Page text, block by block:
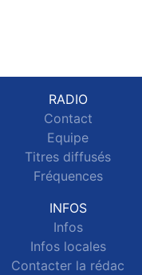
RADIO
Contact
Equipe
Titres diffusés
Fréquences
INFOS
Infos
Infos locales
Contacter la rédac